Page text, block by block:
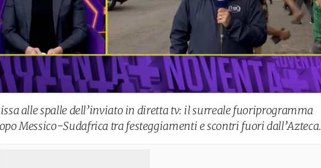
alle spalle dell’inviato in diretta tv: il surreale fuoriprogramma
Messico-Sudafrica tra festeggiamenti e scontri fuori dall’Azteca.